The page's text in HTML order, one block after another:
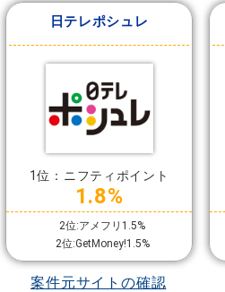
日テレポシュレ
1位：ニフティポイント
1.8%
2位:アメフリ1.5%
2位:GetMoney!1.5%
案件元サイトの確認